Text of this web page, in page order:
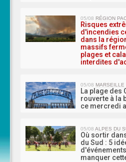
05/08 RÉGION
Risques
d'incendies
dans la
massifs
plages et
interdites
05/08 MARSEILLE
La plage des
rouverte à la
ce mercredi
05/08 ALPES DU
Où sortir
du Sud : 5
manquer